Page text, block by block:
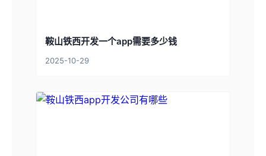
鞍山铁西开发一个app需要多少钱
2025-10-29